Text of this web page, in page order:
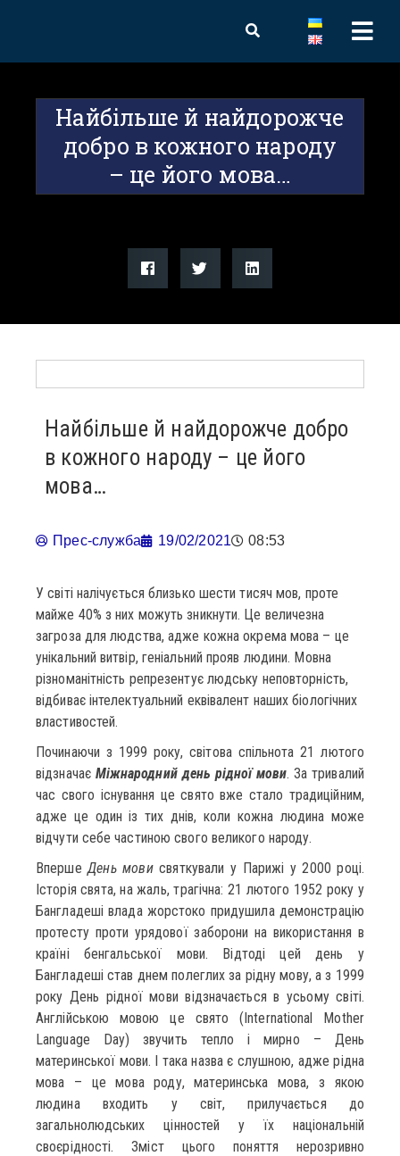
Найбільше й найдорожче
добро в кожного народу
– це його мова…
Найбільше й найдорожче добро
в кожного народу – це його
мова…
Прес-служба 19/02/2021 08:53
У світі налічується близько шести тисяч мов, проте
майже 40% з них можуть зникнути. Це величезна
загроза для людства, адже кожна окрема мова – це
унікальний витвір, геніальний прояв людини. Мовна
різноманітність репрезентує людську неповторність,
відбиває інтелектуальний еквівалент наших біологічних
властивостей.
Починаючи з 1999 року, світова спільнота 21 лютого
відзначає Міжнародний день рідної мови. За тривалий
час свого існування це свято вже стало традиційним,
адже це один із тих днів, коли кожна людина може
відчути себе частиною свого великого народу.
ВпершеДень мовисвяткували у Парижі у 2000 році.
Історія свята, на жаль, трагічна: 21 лютого 1952 року у
Бангладеші влада жорстоко придушила демонстрацію
протесту проти урядової заборони на використання в
країні бенгальської мови. Відтоді цей день у
Бангладеші став днем полеглих за рідну мову, а з 1999
року День рідної мови відзначається в усьому світі.
Англійською мовою це свято (International Mother
Language Day) звучить тепло і мирно – День
материнської мови. І така назва є слушною, адже рідна
мова – це мова роду, материнська мова, з якою
людина входить у світ, прилучається до
загальнолюдських цінностей у їх національній
своєрідності. Зміст цього поняття нерозривно